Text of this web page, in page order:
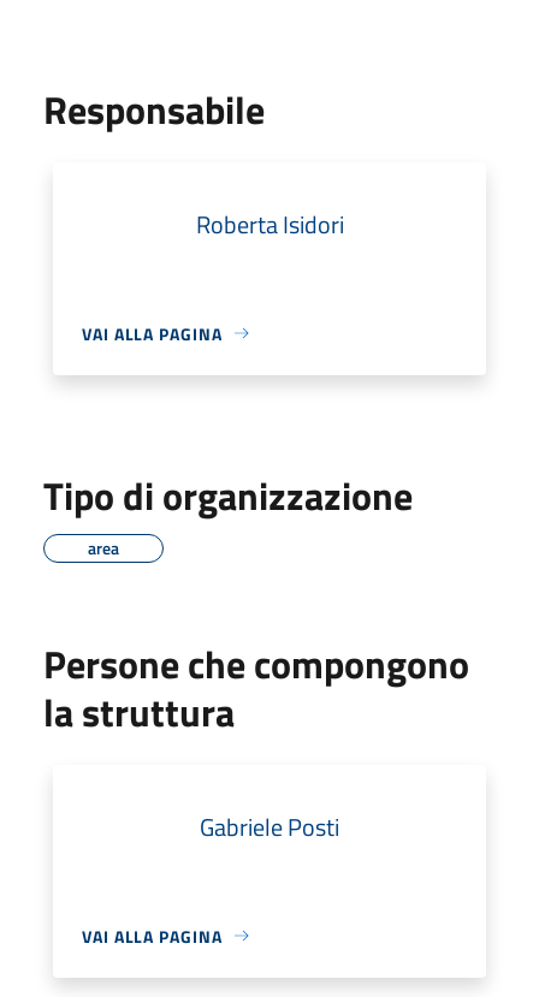
Responsabile
Roberta Isidori
VAI ALLA PAGINA
Tipo di organizzazione
area
Persone che compongono
la struttura
Gabriele Posti
VAI ALLA PAGINA